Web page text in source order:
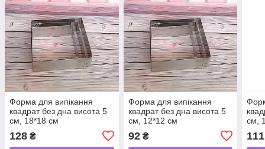
Форма для випікання
квадрат без дна висота 5
см, 18*18 см
128 ₴
Форма для випікання
квадрат без дна висота 5
см, 12*12 см
92₴
см,
111